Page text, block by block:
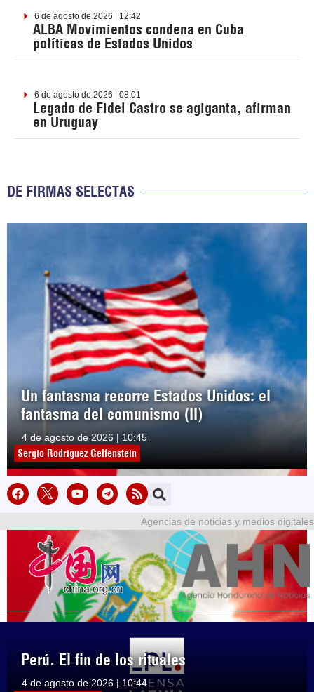
6 de agosto de 2026 | 12:42
ALBA Movimientos condena en Cuba
políticas de Estados Unidos
6 de agosto de 2026 | 08:01
Legado de Fidel Castro se agiganta, afirman
en Uruguay
DE FIRMAS SELECTAS
Un fantasma recorre Estados Unidos: el
fantasma del comunismo (II)
4 de agosto de 2026 | 10:45
Sergio Rodríguez Gelfenstein
Perú. El fin de los rituales
4 de agosto de 2026 | 10:44
Agencias de noticias y medios digitales